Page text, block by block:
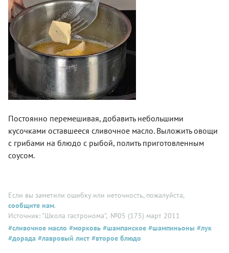
Постоянно перемешивая, добавить небольшими
кусочками оставшееся сливочное масло. Выложить овощи
с грибами на блюдо с рыбой, полить приготовленным
соусом.
Если вы заметили ошибку или неточность, пожалуйста,
сообщите нам.
Источник: "Школа гастронома", №05 (175) март 2011
#сливочное масло #морковь #шампанское #шампиньоны #лук
#дорада #лавровый лист #второе блюдо